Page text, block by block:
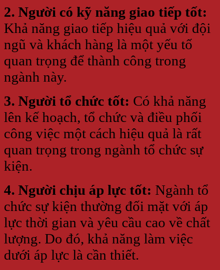
2. Người có kỹ năng giao tiếp tốt:
Khả năng giao tiếp hiệu quả với đội
ngũ và khách hàng là một yếu tố
quan trọng để thành công trong
ngành này.
3. Người tổ chức tốt: Có khả năng
lên kế hoạch, tổ chức và điều phối
công việc một cách hiệu quả là rất
quan trọng trong ngành tổ chức sự
kiện.
4. Người chịu áp lực tốt: Ngành tổ
chức sự kiện thường đối mặt với áp
lực thời gian và yêu cầu cao về chất
lượng. Do đó, khả năng làm việc
dưới áp lực là cần thiết.